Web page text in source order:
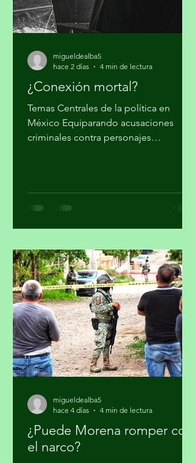
condiciones de vida de millones de pe
¿Conexión mortal?
Temas Centrales de la política en
México Equiparando acusaciones
Rasso mitirasso@yahoo.com.mx Parte
de las estrategias anunciadas por el
gobierno de los Estados Unidos (EUA)
en su lucha contra el narcotráfico, la
persistencia que tiene el presidente
Donald Trump en qu
hace 2 días
4 min de lectura
¿Puede Morena romper con
hace 4 días
4 min de lectura